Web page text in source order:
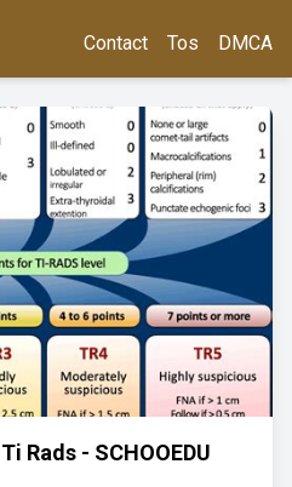
Contact Tos DMCA
Rads - SCHOOEDU